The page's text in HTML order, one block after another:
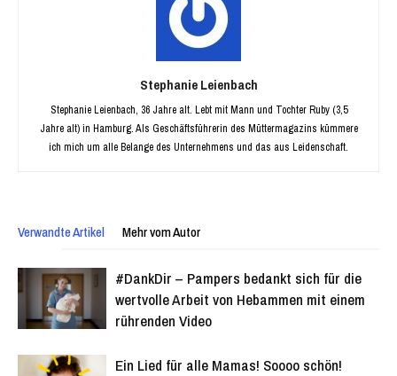
Stephanie Leienbach
Stephanie Leienbach, 36 Jahre alt. Lebt mit Mann und Tochter Ruby (3,5
Jahre alt) in Hamburg. Als Geschäftsführerin des Müttermagazins kümmere
ich mich um alle Belange des Unternehmens und das aus Leidenschaft.
Verwandte Artikel Mehr vom Autor
#DankDir – Pampers bedankt sich für die
wertvolle Arbeit von Hebammen mit einem
rührenden Video
Ein Lied für alle Mamas! Soooo schön!